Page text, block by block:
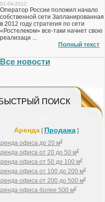
01-04-2012
Оператор России положил начало
собственной сети Запланированная
в 2012 году стратегия по сети
«Ростелеком» все-таки начнет свою
реализаци ...
Полный текст
Все новости
БЫСТРЫЙ ПОИСК
Аренда[ Продажа]
офиса до 20 м2
офиса от 20 до 50 м2
офиса от 50 до 100 м2
офиса от 100 до 200 м2
офиса от 200 до 500 м2
офиса более 500 м2